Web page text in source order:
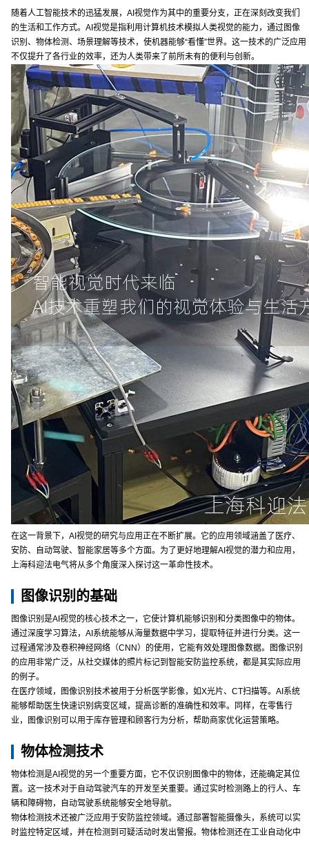
随着人工智能技术的迅猛发展，AI视觉作为其中的重要分支，正在深刻改变我们
的生活和工作方式。AI视觉是指利用计算机技术模拟人类视觉的能力，通过图像
识别、物体检测、场景理解等技术，使机器能够“看懂”世界。这一技术的广泛应用
不仅提升了各行业的效率，还为人类带来了前所未有的便利与创新。
在这一背景下，AI视觉的研究与应用正在不断扩展。它的应用领域涵盖了医疗、
安防、自动驾驶、智能家居等多个方面。为了更好地理解AI视觉的潜力和应用，
上海科迎法电气将从多个角度深入探讨这一革命性技术。
图像识别的基础
图像识别是AI视觉的核心技术之一，它使计算机能够识别和分类图像中的物体。
通过深度学习算法，AI系统能够从海量数据中学习，提取特征并进行分类。这一
过程通常涉及卷积神经网络（CNN）的使用，它能有效处理图像数据。图像识别
的应用非常广泛，从社交媒体的照片标记到智能安防监控系统，都是其实际应用
的例子。
在医疗领域，图像识别技术被用于分析医学影像，如X光片、CT扫描等。AI系统
能够帮助医生快速识别病变区域，提高诊断的准确性和效率。同样，在零售行
业，图像识别可以用于库存管理和顾客行为分析，帮助商家优化运营策略。
物体检测技术
物体检测是AI视觉的另一个重要方面，它不仅识别图像中的物体，还能确定其位
置。这一技术对于自动驾驶汽车的开发至关重要。通过实时检测路上的行人、车
辆和障碍物，自动驾驶系统能够安全地导航。
物体检测技术还被广泛应用于安防监控领域。通过部署智能摄像头，系统可以实
时监控特定区域，并在检测到可疑活动时发出警报。物体检测还在工业自动化中